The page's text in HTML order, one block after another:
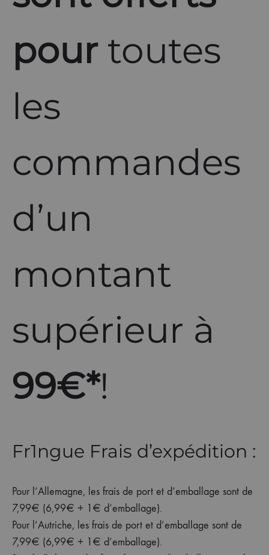
pourtoutes
les
commandes
d’un
montant
supérieur à
99€*!
Fr1ngue Frais d’expédition :
Pour l’Allemagne, les frais de port et d’emballage sont de
7,99€ (6,99€ + 1€ d’emballage).
Pour l’Autriche, les frais de port et d’emballage sont de
7,99€ (6,99€ + 1€ d’emballage).